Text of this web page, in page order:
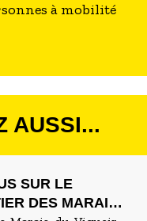
à mobilité
AUSSI...
SUR LE
DES MARAIS